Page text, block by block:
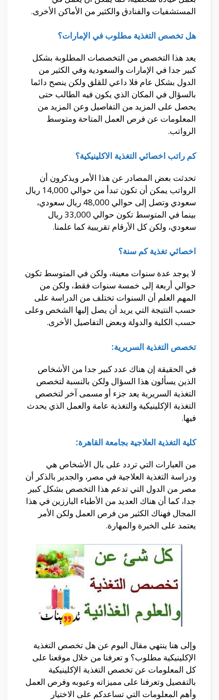
المستشفيات والفنادق والكثير من الأماكن الأخرى.
هل تخصص التغذية مطلوب في الإمارات؟
يعد هذا التخصص من التخصصات المطلوبة بشكل
كبير جدا في الإمارات والسعودية وفي الكثير من
الدول بشكل عام فلا داعي للقلق ولكن ينصح دائما
بالسؤال في المكان الذي يكون فيه الطالب حتى
يحصل على المزيد من التفاصيل وعن المزيد من
المعلومات عن فرص العمل المتاحة ومتوسط
الرواتب.
كم راتب اخصائي التغذية الاكلينيكية؟
تحدثت بعض المصادر عن هذا الأمر ويذكرون أن
الرواتب يمكن أن تكون تبدأ من حوالي 14,000 ريال
سعودي وتصل إلى حوالي 48,000 ريال سعودي،
بينما في المتوسط تكون حوالي 33,000 ريال
سعودي، ولكن كل الأرقام تقريبية كما علمنا.
اخصائي تغذية كم سنة؟
لا يوجد عدة سنوات معينة، ولكن في المتوسط تكون
حوالي أربعة إلى خمسة سنوات فقط، ولكن من
المهم العلم أن السنوات تختلف من الدراسة على
حسب النتيجة التي يريد أن يصل إليها الشخص وعلى
حسب الكلية والدولة وبعض التفاصيل الأخرى.
تخصص التغذية السريرية:
في الحقيقة إن هناك عدد كبير جدا من الأشخاص
الذين يسألون هذا السؤال ولكن بالنسبة لتخصص
التغذية السريرية يعد جزء أو مسمى آخر لتخصص
التغذية الإكلينيكية والتغذية عامة والعمل الذي يحدث
فيها.
كلية التغذية العلاجية بجامعة القاهرة:
من العبارات التي تردد على بال الأشخاص هي
ودراسة التغذية العلاجية في مصر، والجدير بالذكر أن
مصر من الدول التي تدعم هذا التخصص بشكل كبير
جدا، كما أن هناك العديد من الأطباء البارزين في هذا
المجال فهناك الكثير من فرص العمل ولكن الأمر
يعتمد على الخبرة والمهارة.
وإلى هنا ينتهي مقال اليوم عن هل تخصص التغذية
الإكلينيكية مطلوب؟ و تعرفنا من خلال موقعنا على
كل المعلومات عن تخصص التغذية الإكلينيكية
بالتفصيل وتعرفنا على مميزاته وعيوبه وفرص العمل
وأهم المعلومات التي تساعدكم على الاختيار